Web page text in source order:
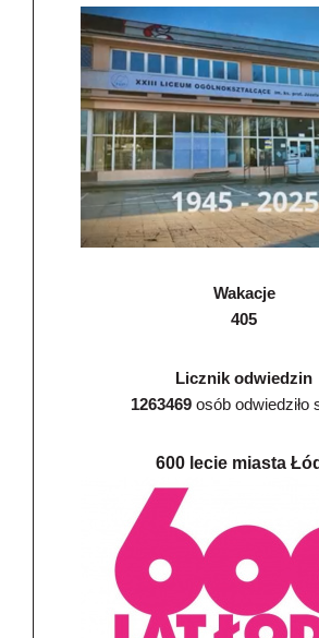
Wakacje
405
Licznik odwiedzin
1263469osób odwiedziło
600 lecie miasta